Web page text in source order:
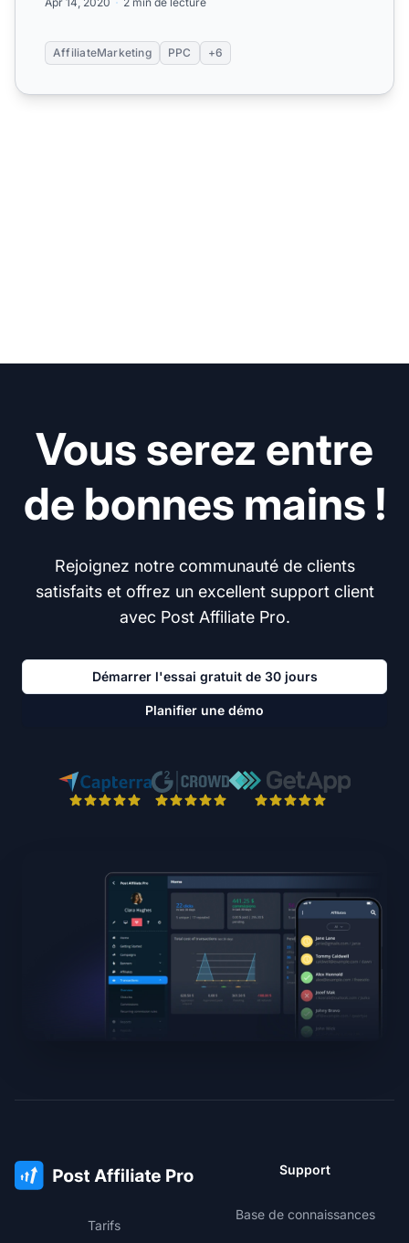
AffiliateMarketing PPC +6
Vous serez entre
de bonnes mains !
Rejoignez notre communauté de clients
satisfaits et offrez un excellent support client
avec Post Affiliate Pro.
Démarrer l'essai gratuit de 30 jours
Planifier une démo
Tarifs
Support
Base de connaissances